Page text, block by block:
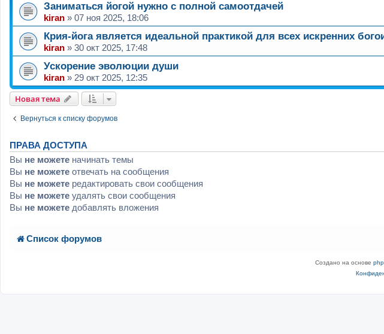
Заниматься йогой нужно с полной самоотдачей
kiran » 07 ноя 2025, 18:06
Крия-йога является идеальной практикой для всех искренних
kiran » 30 окт 2025, 17:48
Ускорение эволюции души
kiran » 29 окт 2025, 12:35
Новая тема
Вернуться к списку форумов
ПРАВА ДОСТУПА
Вы не можете начинать темы
Вы не можете отвечать на сообщения
Вы не можете редактировать свои сообщения
Вы не можете удалять свои сообщения
Вы не можете добавлять вложения
Список форумов
Создано на основе